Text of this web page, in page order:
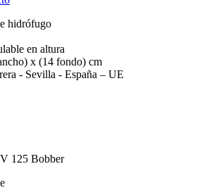
hidrófugo
en altura
x (14 fondo) cm
- Sevilla - España – UE
125 Bobber